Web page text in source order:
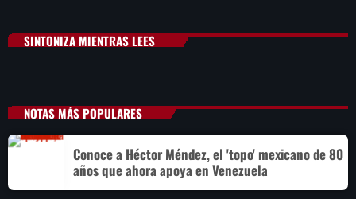
SINTONIZA MIENTRAS LEES
NOTAS MÁS POPULARES
Conoce a Héctor Méndez, el 'topo' mexicano de 80
años que ahora apoya en Venezuela